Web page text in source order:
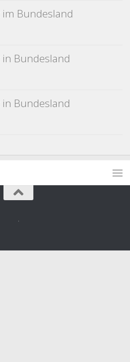
Bundesland
Bundesland
Bundesland
.